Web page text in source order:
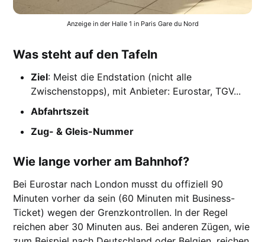
Anzeige in der Halle 1 in Paris Gare du Nord
Was steht auf den Tafeln
Ziel: Meist die Endstation (nicht alle
Zwischenstopps), mit Anbieter: Eurostar, TGV...
Abfahrtszeit
Zug- & Gleis-Nummer
Wie lange vorher am Bahnhof?
Bei Eurostar nach London musst du offiziell 90
Minuten vorher da sein (60 Minuten mit Business-
Ticket) wegen der Grenzkontrollen. In der Regel
reichen aber 30 Minuten aus. Bei anderen Zügen, wie